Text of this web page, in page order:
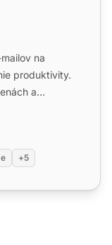
na
produktivity.
a
+5